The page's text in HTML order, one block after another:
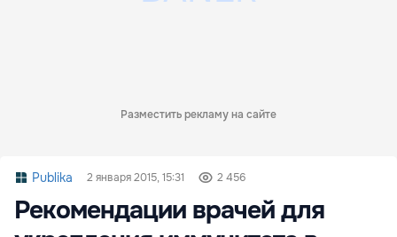
Разместить рекламу на сайте
Publika 2 января 2015, 15:31 2 456
Рекомендации врачей для